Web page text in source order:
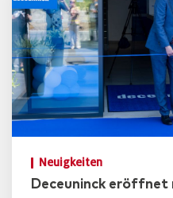
Neuigkeiten
Deceuninck eröffnet